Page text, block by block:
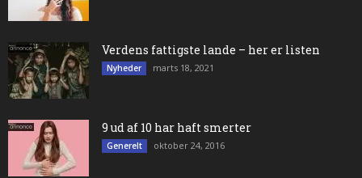
Verdens fattigste lande – her er listen
Nyheder marts 18, 2021
9 ud af 10 har haft smerter
Generelt oktober 24, 2016